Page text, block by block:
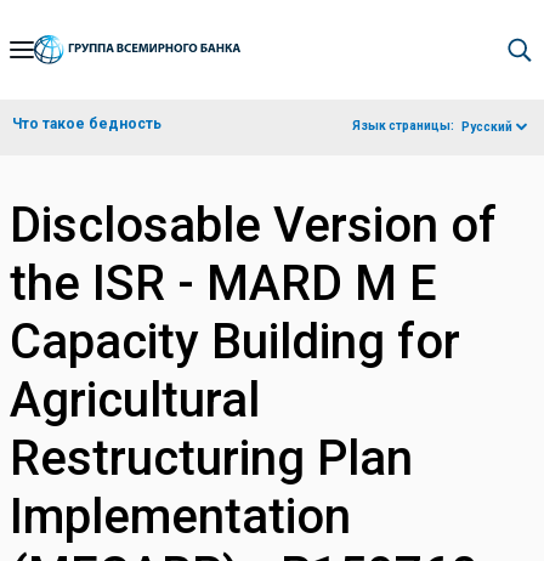
Skip
Navigation
Что такое бедность Язык страницы: Русский
Disclosable Version of
the ISR - MARD M E
Capacity Building for
Agricultural
Restructuring Plan
Implementation